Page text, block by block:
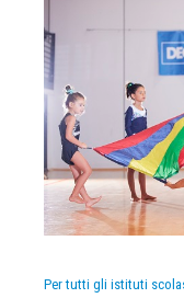
Per tutti gli istituti